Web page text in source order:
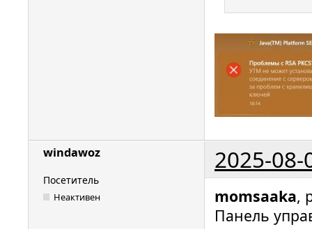
windawoz 2025-08-
Посетитель
Неактивен momsaaka,
Панель